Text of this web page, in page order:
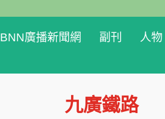
BNN廣播新聞網 副刊 人物
九廣鐵路